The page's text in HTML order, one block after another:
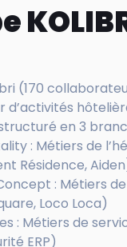
(170
d’activités
en 3
: Métiers de
Résidence,
: Métiers
Loco Loca)
: Métiers de
ERP)